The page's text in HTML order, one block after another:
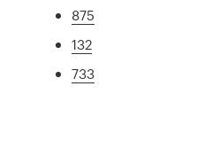
875
132
733